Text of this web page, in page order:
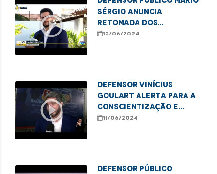
play_circle_outline
Sérgio anuncia
retomada dos
atendimentos
12/06/2024
play_circle_outline
Defensor Vinícius
Goulart alerta para a
conscientização e
combate à violência
11/06/2024
Defensor público